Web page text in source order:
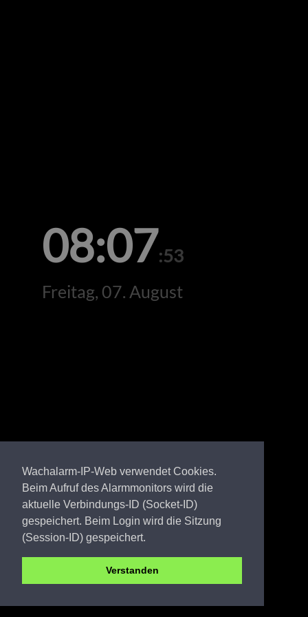
Wachalarm-IP-Web verwendet Cookies.
Beim Aufruf des Alarmmonitors wird die
aktuelle Verbindungs-ID (Socket-ID)
gespeichert. Beim Login wird die Sitzung
(Session-ID) gespeichert.
Verstanden
08:07:53
Freitag, 07. August
OSL FW Laasow